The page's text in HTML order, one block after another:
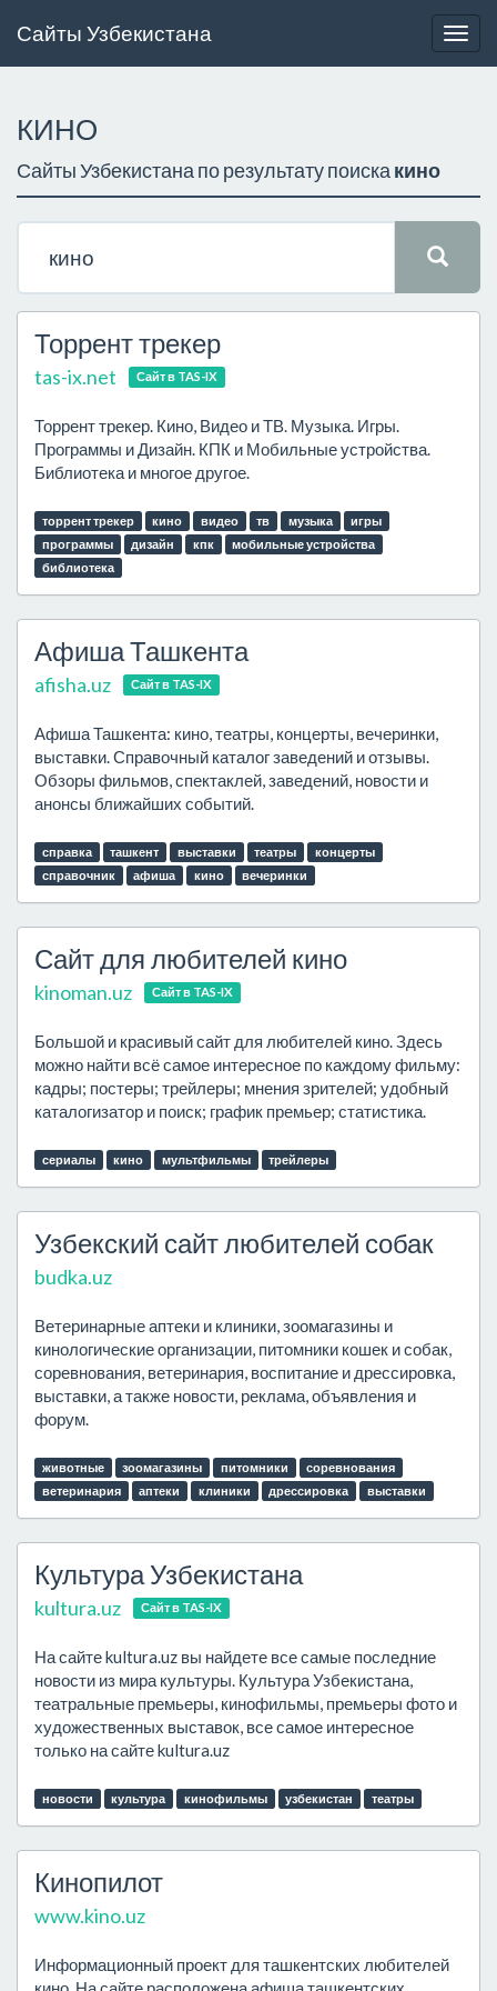
Сайты Узбекистана
КИНО
Сайты Узбекистана по результату поиска кино
Торрент трекер
tas-ix.net Сайт в TAS-IX
Торрент трекер. Кино, Видео и ТВ. Музыка. Игры.
Программы и Дизайн. КПК и Мобильные устройства.
Библиотека и многое другое.
торрент трекер кино видео тв музыка
игры
программы
дизайн кпк
мобильные устройства
библиотека
Афиша Ташкента
afisha.uz Сайт в TAS-IX
Афиша Ташкента: кино, театры, концерты, вечеринки,
выставки. Справочный каталог заведений и отзывы.
Обзоры фильмов, спектаклей, заведений, новости и
анонсы ближайших событий.
справка ташкент выставки театры
концерты
справочник
афиша кино вечеринки
Сайт для любителей кино
kinoman.uz Сайт в TAS-IX
Большой и красивый сайт для любителей кино. Здесь
можно найти всё самое интересное по каждому фильму:
кадры; постеры; трейлеры; мнения зрителей; удобный
каталогизатор и поиск; график премьер; статистика.
сериалы кино мультфильмы трейлеры
Узбекский сайт любителей собак
budka.uz
Ветеринарные аптеки и клиники, зоомагазины и
кинологические организации, питомники кошек и собак,
соревнования, ветеринария, воспитание и дрессировка,
выставки, а также новости, реклама, объявления и
форум.
животные зоомагазины питомники
соревнования
ветеринария
аптеки клиники дрессировка выставки
Культура Узбекистана
kultura.uz Сайт в TAS-IX
На сайте kultura.uz вы найдете все самые последние
новости из мира культуры. Культура Узбекистана,
театральные премьеры, кинофильмы, премьеры фото и
художественных выставок, все самое интересное
только на сайте kultura.uz
новости культура кинофильмы узбекистан театры
Кинопилот
www.kino.uz
Информационный проект для ташкентских любителей